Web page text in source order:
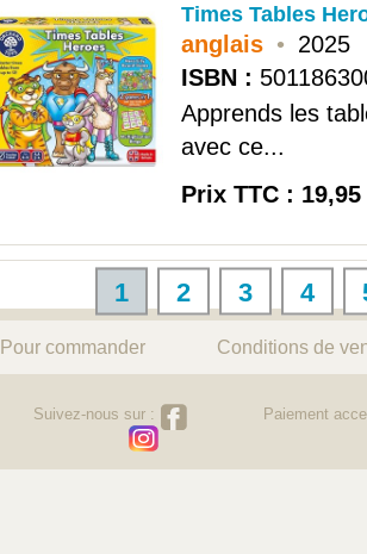
Times Tables
anglais • 2025
ISBN :
Apprends les
avec ce...
Prix TTC : 19,95
1 2 3 4
Pour commander Conditions de
Suivez-nous sur : Paiement